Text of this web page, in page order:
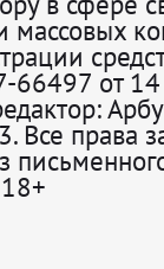
массовых
от 14
Все права